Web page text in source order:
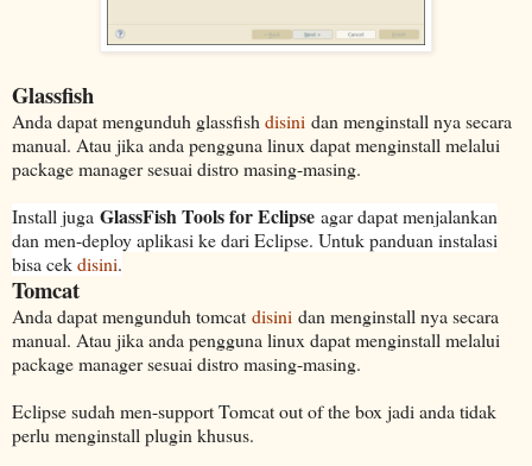
Glassfish
Anda dapat mengunduh glassfish disini dan menginstall nya secara
manual. Atau jika anda pengguna linux dapat menginstall melalui
package manager sesuai distro masing-masing.
Install juga GlassFish Tools for Eclipse agar dapat menjalankan
dan men-deploy aplikasi ke dari Eclipse. Untuk panduan instalasi
bisa cekdisini.
Tomcat
Anda dapat mengunduh tomcat disini dan menginstall nya secara
manual. Atau jika anda pengguna linux dapat menginstall melalui
package manager sesuai distro masing-masing.
Eclipse sudah men-support Tomcat out of the box jadi anda tidak
perlu menginstall plugin khusus.